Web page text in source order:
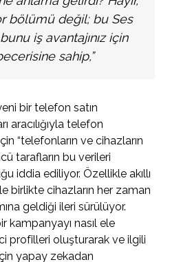
bölümü değil; bu Ses
iş avantajınız için
sahip,”
bir telefon satın
aracılığıyla telefon
“telefonların ve cihazların
tarafların bu verileri
iddia ediliyor. Özellikle akıllı
birlikte cihazların her zaman
geldiği ileri sürülüyor.
kampanyayı nasıl ele
profilleri oluşturarak ve ilgili
yapay zekadan